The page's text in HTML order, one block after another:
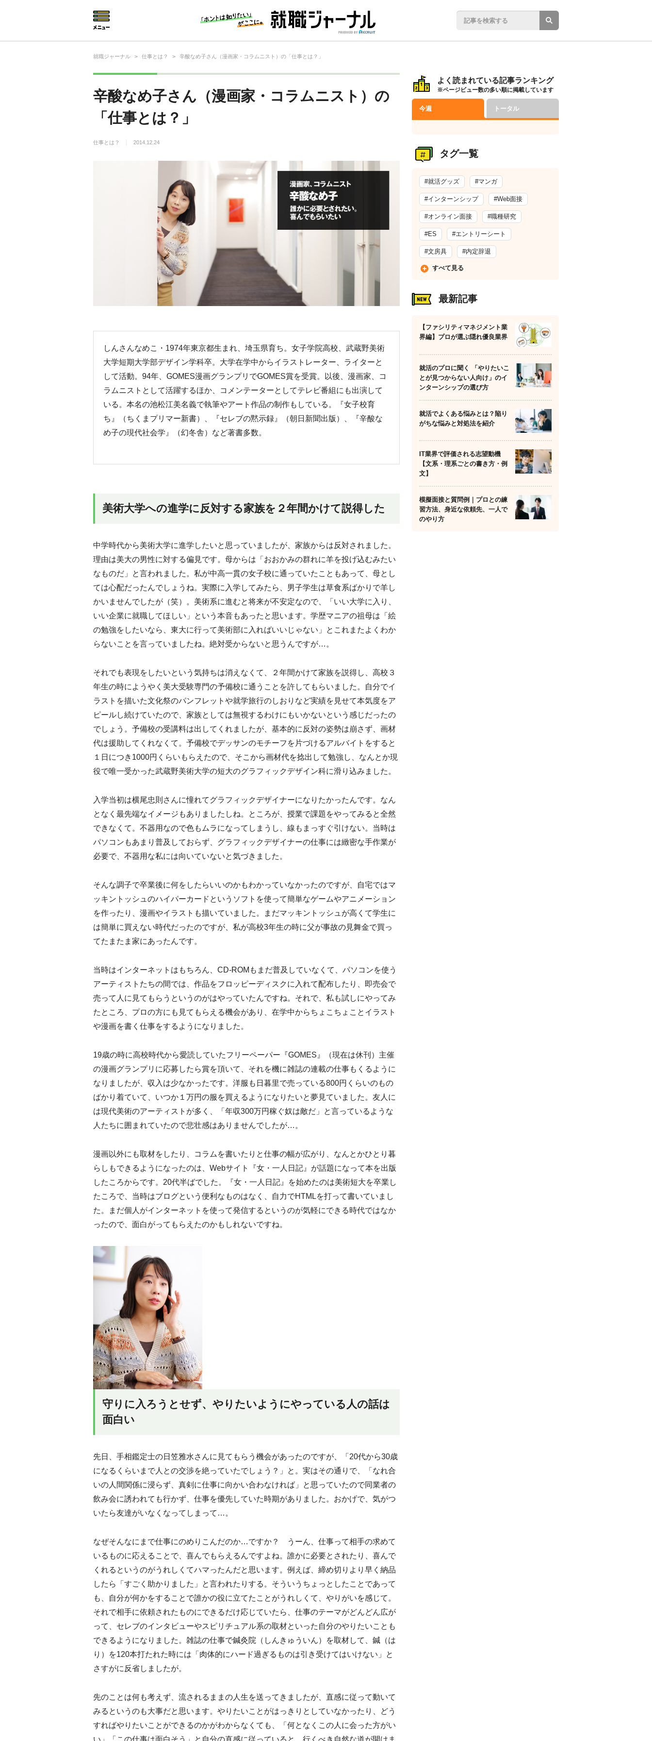
就職ジャーナル > 仕事とは？ > 辛酸なめ子さん（漫画家・コラムニスト）の「仕事とは？」
辛酸なめ子さん（漫画家・コラムニスト）の
「仕事とは？」
仕事とは？ 2014.12.24
しんさんなめこ・1974年東京都生まれ、埼玉県育ち。女子学院高校、武蔵野美術
大学短期大学部デザイン学科卒。大学在学中からイラストレーター、ライターと
して活動。94年、GOMES漫画グランプリでGOMES賞を受賞。以後、漫画家、コ
ラムニストとして活躍するほか、コメンテーターとしてテレビ番組にも出演して
いる。本名の池松江美名義で執筆やアート作品の制作もしている。『女子校育
ち』（ちくまプリマー新書）、『セレブの黙示録』（朝日新聞出版）、『辛酸な
め子の現代社会学』（幻冬舎）など著書多数。
美術大学への進学に反対する家族を２年間かけて説得した
中学時代から美術大学に進学したいと思っていましたが、家族からは反対されました。
理由は美大の男性に対する偏見です。母からは「おおかみの群れに羊を投げ込むみたい
なものだ」と言われました。私が中高一貫の女子校に通っていたこともあって、母とし
ては心配だったんでしょうね。実際に入学してみたら、男子学生は草食系ばかりで羊し
かいませんでしたが（笑）。美術系に進むと将来が不安定なので、「いい大学に入り、
いい企業に就職してほしい」という本音もあったと思います。学歴マニアの祖母は「絵
の勉強をしたいなら、東大に行って美術部に入ればいいじゃない」とこれまたよくわか
らないことを言っていましたね。絶対受からないと思うんですが…。
それでも表現をしたいという気持ちは消えなくて、２年間かけて家族を説得し、高校３
年生の時にようやく美大受験専門の予備校に通うことを許してもらいました。自分でイ
ラストを描いた文化祭のパンフレットや就学旅行のしおりなど実績を見せて本気度をア
ピールし続けていたので、家族としては無視するわけにもいかないという感じだったの
でしょう。予備校の受講料は出してくれましたが、基本的に反対の姿勢は崩さず、画材
代は援助してくれなくて。予備校でデッサンのモチーフを片づけるアルバイトをすると
１日につき1000円くらいもらえたので、そこから画材代を捻出して勉強し、なんとか現
役で唯一受かった武蔵野美術大学の短大のグラフィックデザイン科に滑り込みました。
入学当初は横尾忠則さんに憧れてグラフィックデザイナーになりたかったんです。なん
となく最先端なイメージもありましたしね。ところが、授業で課題をやってみると全然
できなくて。不器用なので色もムラになってしまうし、線もまっすぐ引けない。当時は
パソコンもあまり普及しておらず、グラフィックデザイナーの仕事には緻密な手作業が
必要で、不器用な私には向いていないと気づきました。
そんな調子で卒業後に何をしたらいいのかもわかっていなかったのですが、自宅ではマ
ッキントッシュのハイパーカードというソフトを使って簡単なゲームやアニメーション
を作ったり、漫画やイラストも描いていました。まだマッキントッシュが高くて学生に
は簡単に買えない時代だったのですが、私が高校3年生の時に父が事故の見舞金で買っ
てたまたま家にあったんです。
当時はインターネットはもちろん、CD-ROMもまだ普及していなくて、パソコンを使う
アーティストたちの間では、作品をフロッピーディスクに入れて配布したり、即売会で
売って人に見てもらうというのがはやっていたんですね。それで、私も試しにやってみ
たところ、プロの方にも見てもらえる機会があり、在学中からちょこちょことイラスト
や漫画を書く仕事をするようになりました。
19歳の時に高校時代から愛読していたフリーペーパー『GOMES』（現在は休刊）主催
の漫画グランプリに応募したら賞を頂いて、それを機に雑誌の連載の仕事もくるように
なりましたが、収入は少なかったです。洋服も日暮里で売っている800円くらいのもの
ばかり着ていて、いつか１万円の服を買えるようになりたいと夢見ていました。友人に
は現代美術のアーティストが多く、「年収300万円稼ぐ奴は敵だ」と言っているような
人たちに囲まれていたので悲壮感はありませんでしたが…。
漫画以外にも取材をしたり、コラムを書いたりと仕事の幅が広がり、なんとかひとり暮
らしもできるようになったのは、Webサイト『女・一人日記』が話題になって本を出版
したころからです。20代半ばでした。『女・一人日記』を始めたのは美術短大を卒業し
たころで、当時はブログという便利なものはなく、自力でHTMLを打って書いていまし
た。まだ個人がインターネットを使って発信するというのが気軽にできる時代ではなか
ったので、面白がってもらえたのかもしれないですね。
守りに入ろうとせず、やりたいようにやっている人の話は
面白い
先日、手相鑑定士の日笠雅水さんに見てもらう機会があったのですが、「20代から30歳
になるくらいまで人との交渉を絶っていたでしょう？」と。実はその通りで、「なれ合
いの人間関係に浸らず、真剣に仕事に向かい合わなければ」と思っていたので同業者の
飲み会に誘われても行かず、仕事を優先していた時期がありました。おかげで、気がつ
いたら友達がいなくなってしまって…。
なぜそんなにまで仕事にのめりこんだのか…ですか？ うーん、仕事って相手の求めて
いるものに応えることで、喜んでもらえるんですよね。誰かに必要とされたり、喜んで
くれるというのがうれしくてハマったんだと思います。例えば、締め切りより早く納品
したら「すごく助かりました」と言われたりする。そういうちょっとしたことであって
も、自分が何かをすることで誰かの役に立てたことがうれしくて、やりがいを感じて。
それで相手に依頼されたものにできるだけ応じていたら、仕事のテーマがどんどん広が
って、セレブのインタビューやスピリチュアル系の取材といった自分のやりたいことも
できるようになりました。雑誌の仕事で鍼灸院（しんきゅういん）を取材して、鍼（は
り）を120本打たれた時には「肉体的にハード過ぎるものは引き受けてはいけない」と
さすがに反省しましたが。
先のことは何も考えず、流されるままの人生を送ってきましたが、直感に従って動いて
みるというのも大事だと思います。やりたいことがはっきりとしていなかったり、どう
すればやりたいことができるのかがわからなくても、「何となくこの人に会った方がい
よく読まれている記事ランキング
※ページビュー数の多い順に掲載しています
今週 トータル
タグ一覧
#就活グッズ #マンガ
#インターンシップ #Web面接
#オンライン面接 #職種研究
#ES #エントリーシート
#文房具 #内定辞退
すべて見る
最新記事
【ファシリティマネジメント業
界編】プロが選ぶ隠れ優良業界
就活のプロに聞く 「やりたいこ
とが見つからない人向け」のイ
ンターンシップの選び方
就活でよくある悩みとは？陥り
がちな悩みと対処法を紹介
IT業界で評価される志望動機
【文系・理系ごとの書き方・例
文】
模擬面接と質問例｜プロとの練
習方法、身近な依頼先、一人で
のやり方
仕事の選び方・ヒント
仕事とは？